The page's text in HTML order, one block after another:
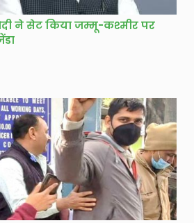
ने सेट किया जम्मू-कश्मीर पर